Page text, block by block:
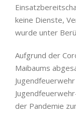
keine Dienste,
wurde unter
Aufgrund der
Maibaums
der Pandemie